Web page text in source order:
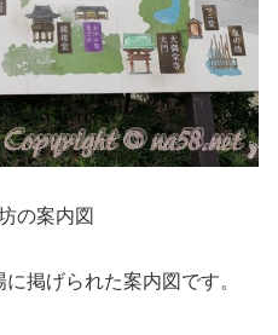
の案内図
掲げられた案内図です。